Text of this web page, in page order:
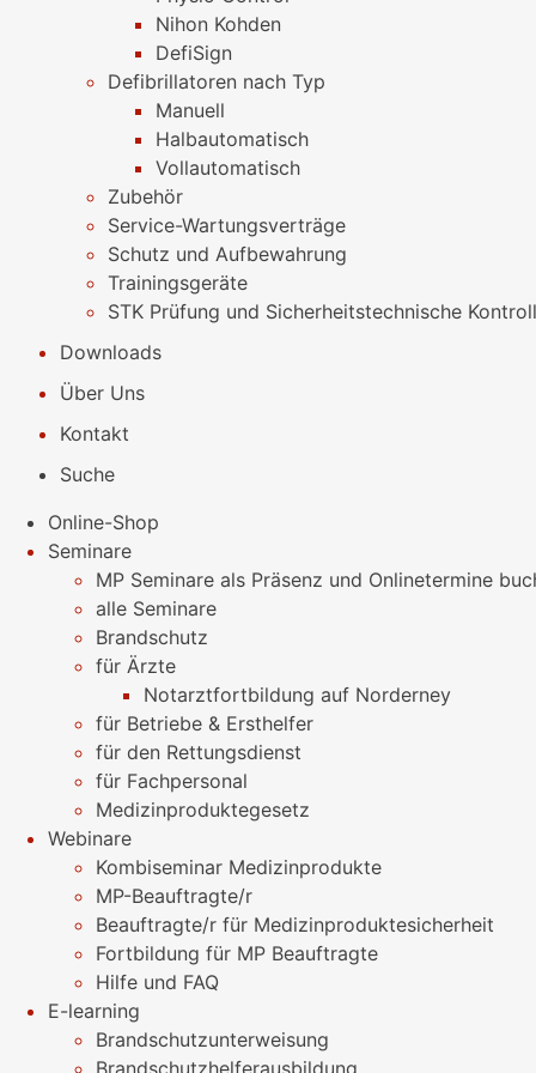
Nihon Kohden
DefiSign
Defibrillatoren nach Typ
Manuell
Halbautomatisch
Vollautomatisch
Zubehör
Service-Wartungsverträge
Schutz und Aufbewahrung
Trainingsgeräte
STK Prüfung und Sicherheitstechnische
Downloads
Über Uns
Kontakt
Suche
Online-Shop
Seminare
MP Seminare als Präsenz und Onlinetermine
alle Seminare
Brandschutz
für Ärzte
Notarztfortbildung auf Norderney
für Betriebe & Ersthelfer
für den Rettungsdienst
für Fachpersonal
Medizinproduktegesetz
Webinare
Kombiseminar Medizinprodukte
MP-Beauftragte/r
Beauftragte/r für Medizinproduktesicherheit
Fortbildung für MP Beauftragte
Hilfe und FAQ
E-learning
Brandschutzunterweisung
Brandschutzhelferausbildung